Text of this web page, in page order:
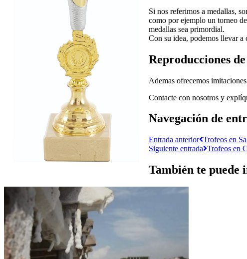
Si nos referimos a medallas,
como por ejemplo un torneo
medallas sea primordial.
Con su idea, podemos llevar a
Reproducciones
Ademas ofrecemos
Contacte con nosotros y
Navegación de
Entrada anterior Trofeos en
Siguiente entrada Trofeos en
También te puede